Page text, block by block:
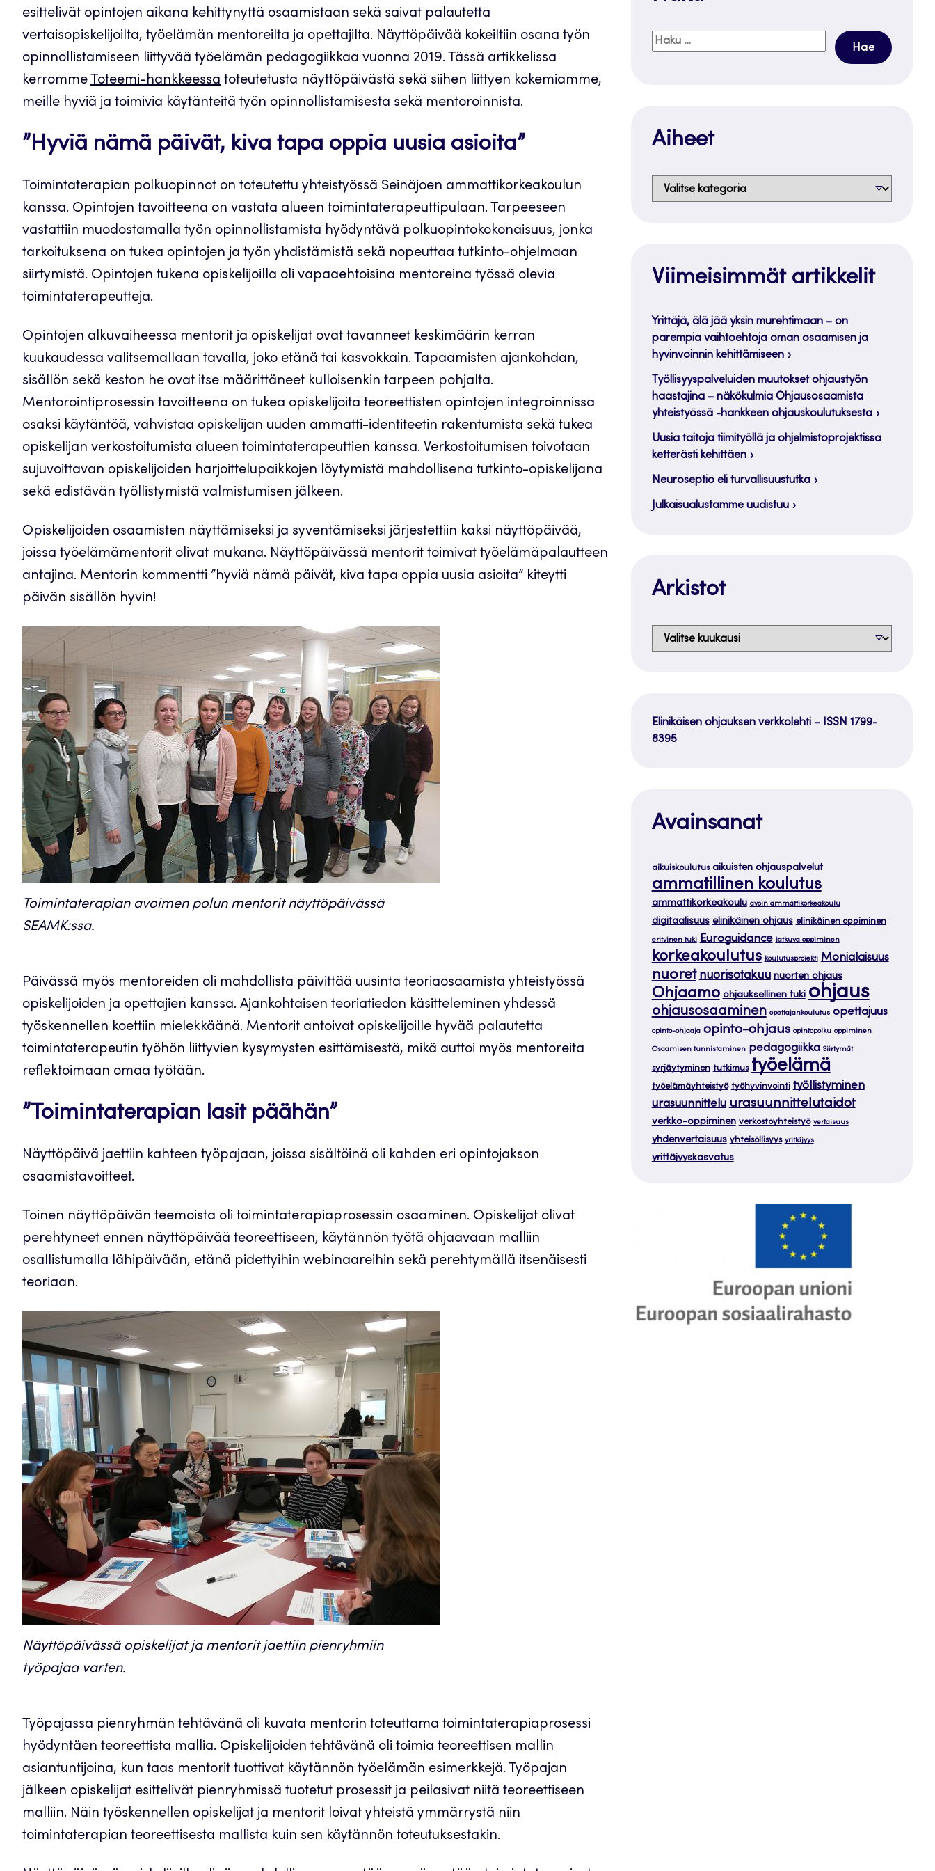
esittelivät opintojen aikana kehittynyttä osaamistaan sekä saivat palautetta
vertaisopiskelijoilta, työelämän mentoreilta ja opettajilta. Näyttöpäivää kokeiltiin osana työn
opinnollistamiseen liittyvää työelämän pedagogiikkaa vuonna 2019. Tässä artikkelissa
kerromme Toteemi-hankkeessa toteutetusta näyttöpäivästä sekä siihen liittyen kokemiamme,
meille hyviä ja toimivia käytänteitä työn opinnollistamisesta sekä mentoroinnista.
”Hyviä nämä päivät, kiva tapa oppia uusia asioita”
Toimintaterapian polkuopinnot on toteutettu yhteistyössä Seinäjoen ammattikorkeakoulun
kanssa. Opintojen tavoitteena on vastata alueen toimintaterapeuttipulaan. Tarpeeseen
vastattiin muodostamalla työn opinnollistamista hyödyntävä polkuopintokokonaisuus, jonka
tarkoituksena on tukea opintojen ja työn yhdistämistä sekä nopeuttaa tutkinto-ohjelmaan
siirtymistä. Opintojen tukena opiskelijoilla oli vapaaehtoisina mentoreina työssä olevia
toimintaterapeutteja.
Opintojen alkuvaiheessa mentorit ja opiskelijat ovat tavanneet keskimäärin kerran
kuukaudessa valitsemallaan tavalla, joko etänä tai kasvokkain. Tapaamisten ajankohdan,
sisällön sekä keston he ovat itse määrittäneet kulloisenkin tarpeen pohjalta.
Mentorointiprosessin tavoitteena on tukea opiskelijoita teoreettisten opintojen integroinnissa
osaksi käytäntöä, vahvistaa opiskelijan uuden ammatti-identiteetin rakentumista sekä tukea
opiskelijan verkostoitumista alueen toimintaterapeuttien kanssa. Verkostoitumisen toivotaan
sujuvoittavan opiskelijoiden harjoittelupaikkojen löytymistä mahdollisena tutkinto-opiskelijana
sekä edistävän työllistymistä valmistumisen jälkeen.
Opiskelijoiden osaamisten näyttämiseksi ja syventämiseksi järjestettiin kaksi näyttöpäivää,
joissa työelämämentorit olivat mukana. Näyttöpäivässä mentorit toimivat työelämäpalautteen
antajina. Mentorin kommentti ”hyviä nämä päivät, kiva tapa oppia uusia asioita” kiteytti
päivän sisällön hyvin!
Toimintaterapian avoimen polun mentorit näyttöpäivässä
SEAMK:ssa.
Päivässä myös mentoreiden oli mahdollista päivittää uusinta teoriaosaamista yhteistyössä
opiskelijoiden ja opettajien kanssa. Ajankohtaisen teoriatiedon käsitteleminen yhdessä
työskennellen koettiin mielekkäänä. Mentorit antoivat opiskelijoille hyvää palautetta
toimintaterapeutin työhön liittyvien kysymysten esittämisestä, mikä auttoi myös mentoreita
reflektoimaan omaa työtään.
”Toimintaterapian lasit päähän”
Näyttöpäivä jaettiin kahteen työpajaan, joissa sisältöinä oli kahden eri opintojakson
osaamistavoitteet.
Toinen näyttöpäivän teemoista oli toimintaterapiaprosessin osaaminen. Opiskelijat olivat
perehtyneet ennen näyttöpäivää teoreettiseen, käytännön työtä ohjaavaan malliin
osallistumalla lähipäivään, etänä pidettyihin webinaareihin sekä perehtymällä itsenäisesti
teoriaan.
Näyttöpäivässä opiskelijat ja mentorit jaettiin pienryhmiin
työpajaa varten.
Työpajassa pienryhmän tehtävänä oli kuvata mentorin toteuttama toimintaterapiaprosessi
hyödyntäen teoreettista mallia. Opiskelijoiden tehtävänä oli toimia teoreettisen mallin
asiantuntijoina, kun taas mentorit tuottivat käytännön työelämän esimerkkejä. Työpajan
jälkeen opiskelijat esittelivät pienryhmissä tuotetut prosessit ja peilasivat niitä teoreettiseen
malliin. Näin työskennellen opiskelijat ja mentorit loivat yhteistä ymmärrystä niin
toimintaterapian teoreettisesta mallista kuin sen käytännön toteutuksestakin.
Haku:
Aiheet
Aiheet
Viimeisimmät artikkelit
Yrittäjä, älä jää yksin murehtimaan – on
parempia vaihtoehtoja oman osaamisen ja
hyvinvoinnin kehittämiseen
Työllisyyspalveluiden muutokset ohjaustyön
haastajina – näkökulmia Ohjausosaamista
yhteistyössä -hankkeen ohjauskoulutuksesta
Uusia taitoja tiimityöllä ja ohjelmistoprojektissa
ketterästi kehittäen
Neuroseptio eli turvallisuustutka
Julkaisualustamme uudistuu
Arkistot
Arkistot
Elinikäisen ohjauksen verkkolehti – ISSN 1799-
8395
Avainsanat
aikuiskoulutus aikuisten ohjauspalvelut
ammatillinen koulutus
ammattikorkeakoulu avoin ammattikorkeakoulu
digitaalisuus elinikäinen ohjaus elinikäinen oppiminen
erityinen tuki Euroguidance jatkuva oppiminen
korkeakoulutus koulutusprojekti Monialaisuus
nuoret nuorisotakuu nuorten ohjaus
Ohjaamo ohjauksellinen tuki ohjaus
ohjausosaaminen opettajankoulutus opettajuus
opinto-ohjaaja opinto-ohjaus opintopolku oppiminen
Osaamisen tunnistaminen pedagogiikka Siirtymät
syrjäytyminen tutkimus työelämä
työelämäyhteistyö työhyvinvointi työllistyminen
urasuunnittelu urasuunnittelutaidot
verkko-oppiminen verkostoyhteistyö vertaisuus
yhdenvertaisuus yhteisöllisyys yrittäjyys
yrittäjyyskasvatus